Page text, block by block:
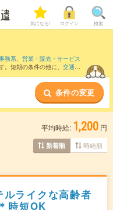
気になる! ログイン 検索
務系、 営業・販売・サービス
短期の条件の他に、 交通費
条件の変更
平均時給: 1,200 円
新着順 時給順
ルライクな高齢者
時短OK